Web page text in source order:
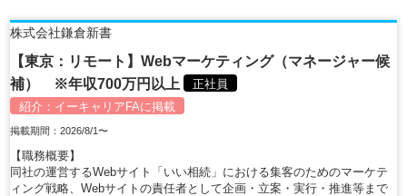
株式会社鎌倉新書
【東京：リモート】Webマーケティング（マネージャー候
補） ※年収700万円以上
正社員
紹介： イーキャリアFAに掲載
掲載期間：2026/8/1〜
【職務概要】
同社の運営するWebサイト「いい相続」における集客のためのマーケテ
ィング戦略、Webサイトの責任者として企画・立案・実行・推進等まで